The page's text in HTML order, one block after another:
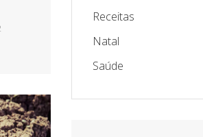
Receitas
Natal
Saúde